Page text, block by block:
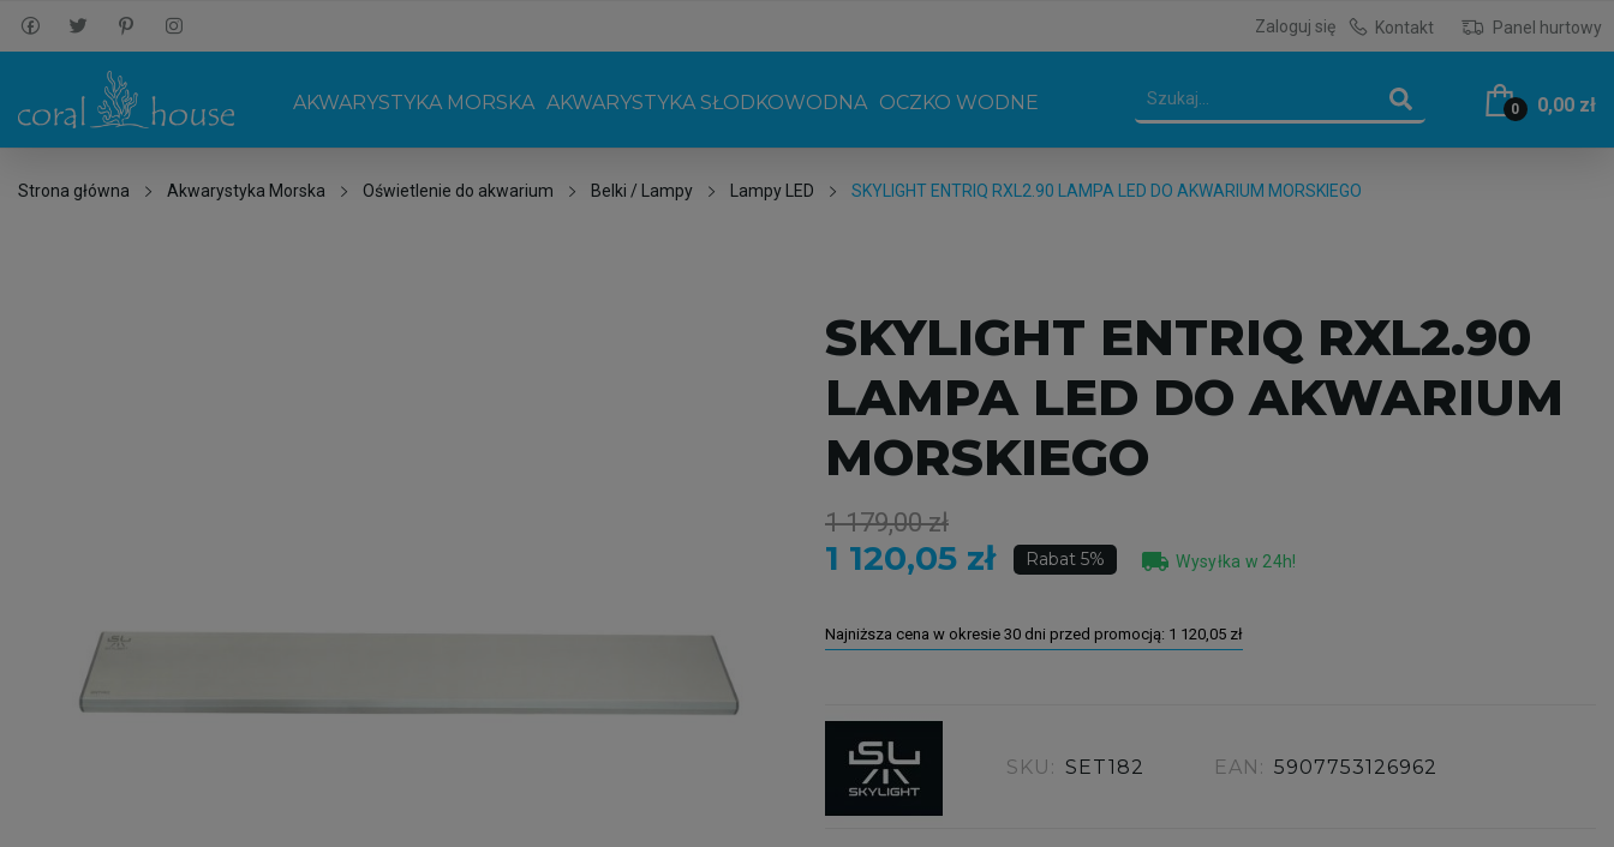
Zaloguj się Kontakt Panel hurtowy
AKWARYSTYKA MORSKA AKWARYSTYKA SŁODKOWODNA OCZKO WODNE 0 0,00 zł
Strona główna Akwarystyka Morska Oświetlenie do akwarium Belki / Lampy Lampy LED SKYLIGHT ENTRIQ RXL2.90 LAMPA LED DO AKWARIUM MORSKIEGO
SKYLIGHT ENTRIQ RXL2.90
LAMPA LED DO AKWARIUM
MORSKIEGO
1 179,00 zł
1 120,05 zł Rabat 5% local_shipping Wysyłka w 24h!
Najniższa cena w okresie 30 dni przed promocją: 1 120,05 zł
SKU: SET182 EAN: 5907753126962